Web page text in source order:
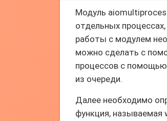
Модуль
отдельных
работы с модулем
можно сделать с
процессов с помощью
из очереди.
Далее необходимо
функция, называемая